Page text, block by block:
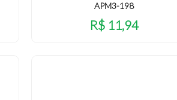
APM3-198
R$ 11,94